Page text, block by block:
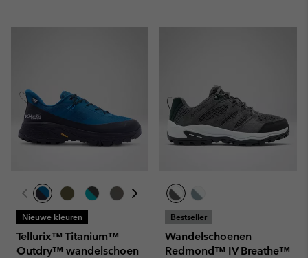
Nieuwe kleuren
Tellurix™ Titanium™
Outdry™ wandelschoen
Bestseller
Wandelschoenen
Redmond™ IV Breathe™